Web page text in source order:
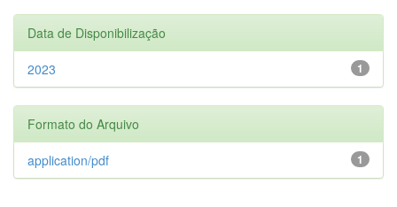
Data de Disponibilização
1
2023
Formato do Arquivo
1
application/pdf